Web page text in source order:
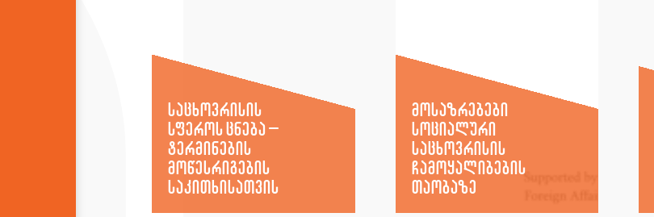
საცხოვრისის
სფეროს ცნება –
ტერმინების
მოწესრიგების
საკითხისათვის
მოსაზრებები
სოციალური
საცხოვრისის
ჩამოყალიბების
თაობაზე